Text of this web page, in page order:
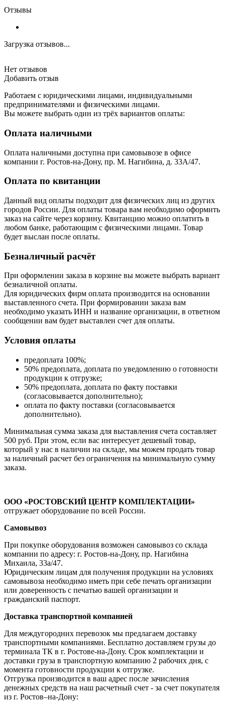
Отзывы
Загрузка отзывов...
Нет отзывов
Добавить отзыв
Работаем с юридическими лицами, индивидуальными
предпринимателями и физическими лицами.
Вы можете выбрать один из трёх вариантов оплаты:
Оплата наличными
Оплата наличными доступна при самовывозе в офисе
компании г. Ростов-на-Дону, пр. М. Нагибина, д. 33А/47.
Оплата по квитанции
Данный вид оплаты подходит для физических лиц из других
городов России. Для оплаты товара вам необходимо оформить
заказ на сайте через корзину. Квитанцию можно оплатить в
любом банке, работающим с физическими лицами. Товар
будет выслан после оплаты.
Безналичный расчёт
При оформлении заказа в корзине вы можете выбрать вариант
безналичной оплаты.
Для юридических фирм оплата производится на основании
выставленного счета. При формировании заказа вам
необходимо указать ИНН и название организации, в ответном
сообщении вам будет выставлен счет для оплаты.
Условия оплаты
предоплата 100%;
50% предоплата, доплата по уведомлению о готовности
продукции к отгрузке;
50% предоплата, доплата по факту поставки
(согласовывается дополнительно);
оплата по факту поставки (согласовывается
дополнительно).
Минимальная сумма заказа для выставления счета составляет
500 руб. При этом, если вас интересует дешевый товар,
который у нас в наличии на складе, мы можем продать товар
за наличный расчет без ограничения на минимальную сумму
заказа.
ООО «РОСТОВСКИЙ ЦЕНТР КОМПЛЕКТАЦИИ»
отгружает оборудование по всей России.
Самовывоз
При покупке оборудования возможен самовывоз со склада
компании по адресу: г. Ростов-на-Дону, пр. Нагибина
Михаила, 33а/47.
Юридическим лицам для получения продукции на условиях
самовывоза необходимо иметь при себе печать организации
или доверенность с печатью вашей организации и
гражданский паспорт.
Доставка транспортной компанией
Для междугородних перевозок мы предлагаем доставку
транспортными компаниями. Бесплатно доставляем грузы до
терминала ТК в г. Ростове-на-Дону. Срок комплектации и
доставки груза в транспортную компанию 2 рабочих дня, с
момента готовности продукции к отгрузке.
Отгрузка производится в ваш адрес после зачисления
денежных средств на наш расчетный счет - за счет покупателя
из г. Ростов–на-Дону: